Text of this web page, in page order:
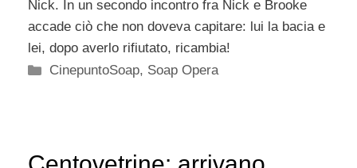
Nick. In un secondo incontro fra Nick e Brooke
accade ciò che non doveva capitare: lui la bacia e
lei, dopo averlo rifiutato, ricambia!
Categorie
CinepuntoSoap, Soap Opera